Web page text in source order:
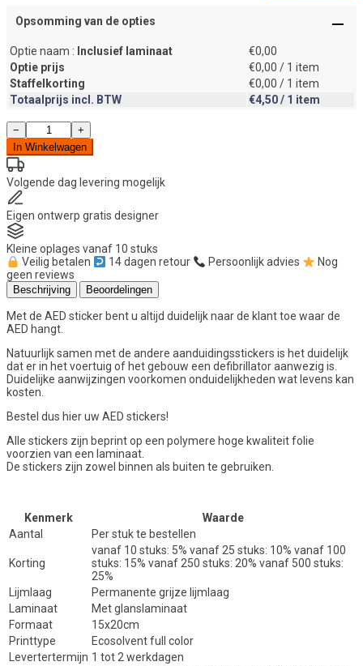
Opsomming van de opties
Optie naam : Inclusief laminaat
€0,00
Optie prijs
€0,00 / 1 item
Staffelkorting
€0,00 / 1 item
Totaalprijs incl. BTW
€4,50/ 1 item
AED
stickers
(15x20cm)
aantal
−
+
In Winkelwagen
Volgende dag levering mogelijk
Eigen ontwerp gratis designer
Kleine oplages vanaf 10 stuks
Veilig betalen
14 dagen retour Persoonlijk advies
Nog
geen reviews
Beschrijving Beoordelingen
Met de AED sticker bent u altijd duidelijk naar de klant toe waar de
AED hangt.
Natuurlijk samen met de andere aanduidingsstickers is het duidelijk
dat er in het voertuig of het gebouw een defibrillator aanwezig is.
Duidelijke aanwijzingen voorkomen onduidelijkheden wat levens kan
kosten.
Bestel dus hier uw AED stickers!
Alle stickers zijn beprint op een polymere hoge kwaliteit folie
voorzien van een laminaat.
De stickers zijn zowel binnen als buiten te gebruiken.
Kenmerk
Waarde
Aantal
Per stuk te bestellen
Korting
vanaf 10 stuks: 5% vanaf 25 stuks: 10% vanaf 100
stuks: 15% vanaf 250 stuks: 20% vanaf 500 stuks:
25%
Lijmlaag
Permanente grijze lijmlaag
Laminaat
Met glanslaminaat
Formaat
15x20cm
Printtype
Ecosolvent full color
Levertertermijn 1 tot 2 werkdagen